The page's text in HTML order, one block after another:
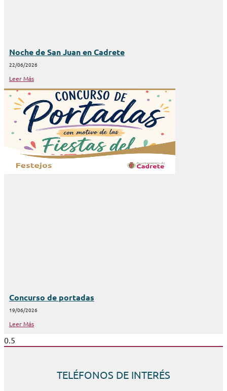
Noche de San Juan en Cadrete
22/06/2026
Leer Más
Concurso de portadas
19/06/2026
Leer Más
TELÉFONOS DE INTERÉS